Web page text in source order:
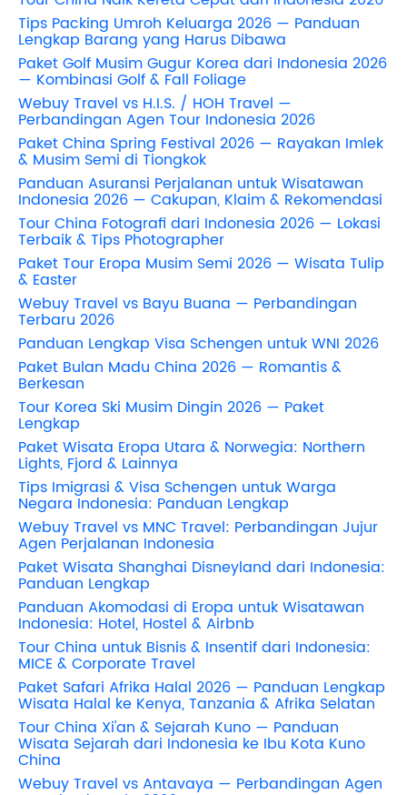
Tips Packing Umroh Keluarga 2026 — Panduan
Lengkap Barang yang Harus Dibawa
Paket Golf Musim Gugur Korea dari Indonesia 2026
— Kombinasi Golf & Fall Foliage
Webuy Travel vs H.I.S. / HOH Travel —
Perbandingan Agen Tour Indonesia 2026
Paket China Spring Festival 2026 — Rayakan Imlek
& Musim Semi di Tiongkok
Panduan Asuransi Perjalanan untuk Wisatawan
Indonesia 2026 — Cakupan, Klaim & Rekomendasi
Tour China Fotografi dari Indonesia 2026 — Lokasi
Terbaik & Tips Photographer
Paket Tour Eropa Musim Semi 2026 — Wisata Tulip
& Easter
Webuy Travel vs Bayu Buana — Perbandingan
Terbaru 2026
Panduan Lengkap Visa Schengen untuk WNI 2026
Paket Bulan Madu China 2026 — Romantis &
Berkesan
Tour Korea Ski Musim Dingin 2026 — Paket
Lengkap
Paket Wisata Eropa Utara & Norwegia: Northern
Lights, Fjord & Lainnya
Tips Imigrasi & Visa Schengen untuk Warga
Negara Indonesia: Panduan Lengkap
Webuy Travel vs MNC Travel: Perbandingan Jujur
Agen Perjalanan Indonesia
Paket Wisata Shanghai Disneyland dari Indonesia:
Panduan Lengkap
Panduan Akomodasi di Eropa untuk Wisatawan
Indonesia: Hotel, Hostel & Airbnb
Tour China untuk Bisnis & Insentif dari Indonesia:
MICE & Corporate Travel
Paket Safari Afrika Halal 2026 — Panduan Lengkap
Wisata Halal ke Kenya, Tanzania & Afrika Selatan
Tour China Xi'an & Sejarah Kuno — Panduan
Wisata Sejarah dari Indonesia ke Ibu Kota Kuno
China
Webuy Travel vs Antavaya — Perbandingan Agen